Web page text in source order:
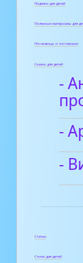
Поделки для детей
Полезные материалы для
Пословицы и поговорки
Сказки для детей
-
-
-
Статьи
Стихи для детей